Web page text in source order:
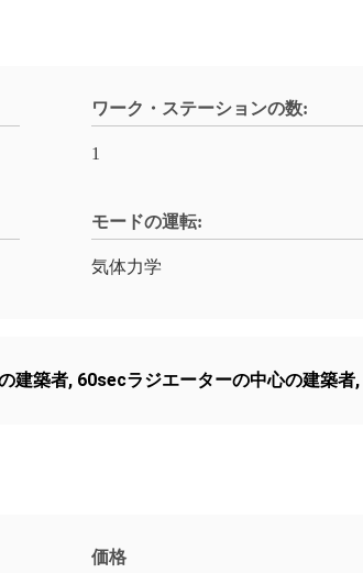
ワーク・ステーションの数:
1
モードの運転:
気体力学
建築者, 60secラジエーターの中心の建築者,
価格